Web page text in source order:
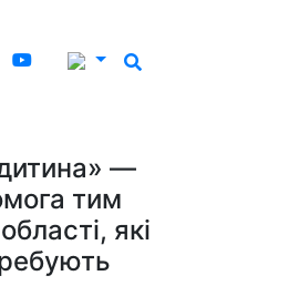
—
тим
які